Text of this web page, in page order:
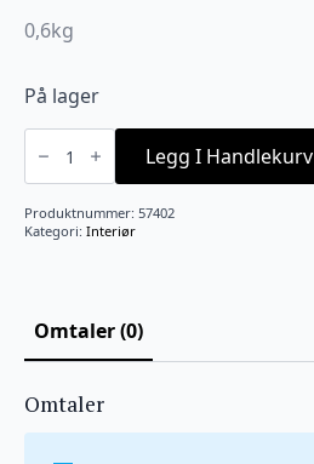
0,6kg
På lager
Rille
sylindervase
H30
antall
Legg I Handlekurv
Produktnummer: 57402
Kategori: Interiør
Omtaler (0)
Omtaler